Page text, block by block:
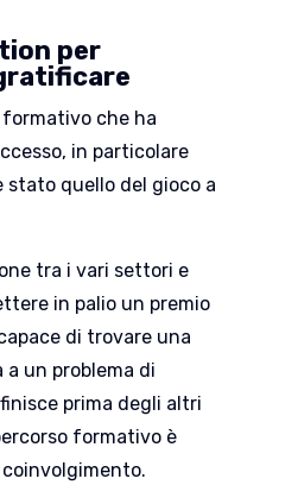
per
che ha
in particolare
stato quello del gioco a
tra i vari settori e
in palio un premio
di trovare una
un problema di
prima degli altri
formativo è